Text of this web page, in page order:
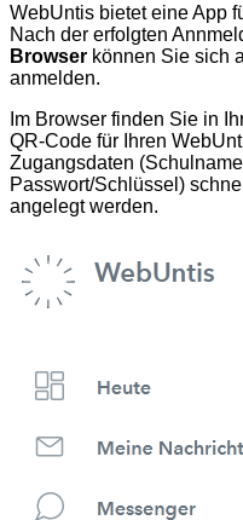
WebUntis bietet eine App
Nach der erfolgten
Browser können Sie sich
anmelden.
Im Browser finden Sie in
QR-Code für Ihren
Zugangsdaten
Passwort/Schlüssel)
angelegt werden.